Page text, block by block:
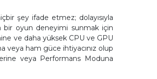
şey ifade etmez; dolayısıyla
bir oyun deneyimi sunmak için
ve daha yüksek CPU ve GPU
veya ham güce ihtiyacınız olup
veya Performans Moduna